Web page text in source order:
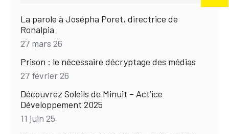
La parole à Josépha Poret, directrice de
Ronalpia
27 mars 26
Prison : le nécessaire décryptage des médias
27 février 26
Découvrez Soleils de Minuit – Act’ice
Développement 2025
11 juin 25